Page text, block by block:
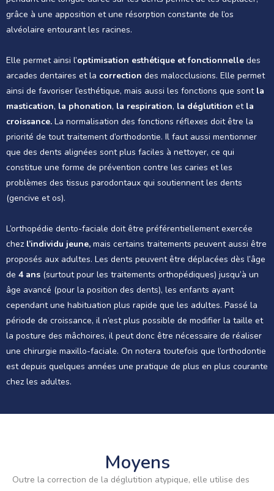
grâce à une apposition et une résorption constante de l’os
alvéolaire entourant les racines.
Elle permet ainsi l’optimisation esthétique et fonctionnelle des
arcades dentaires et la correction des malocclusions. Elle permet
ainsi de favoriser l’esthétique, mais aussi les fonctions que sontla
mastication, la phonation, la respiration, la déglutition et la
croissance. La normalisation des fonctions réflexes doit être la
priorité de tout traitement d’orthodontie. Il faut aussi mentionner
que des dents alignées sont plus faciles à nettoyer, ce qui
constitue une forme de prévention contre les caries et les
problèmes des tissus parodontaux qui soutiennent les dents
(gencive et os).
L’orthopédie dento-faciale doit être préférentiellement exercée
chez l’individu jeune, mais certains traitements peuvent aussi être
proposés aux adultes. Les dents peuvent être déplacées dès l’âge
de 4 ans (surtout pour les traitements orthopédiques) jusqu’à un
âge avancé (pour la position des dents), les enfants ayant
cependant une habituation plus rapide que les adultes. Passé la
période de croissance, il n’est plus possible de modifier la taille et
la posture des mâchoires, il peut donc être nécessaire de réaliser
une chirurgie maxillo-faciale. On notera toutefois que l’orthodontie
est depuis quelques années une pratique de plus en plus courante
chez les adultes.
Moyens
Outre la correction de la déglutition atypique, elle utilise des